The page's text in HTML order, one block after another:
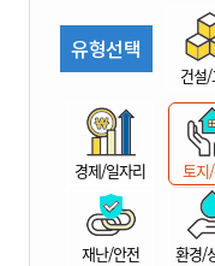
유형선택
건설
경제/일자리 토지
재난/안전 환경/